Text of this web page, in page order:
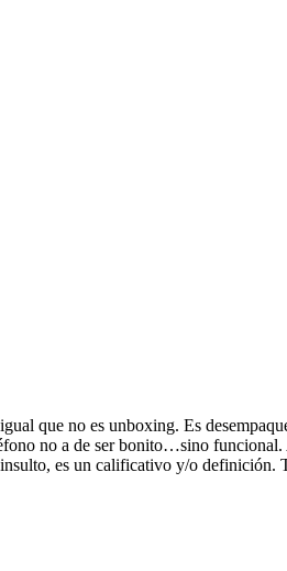
que no es unboxing. Es
no a de ser bonito…sino
es un calificativo y/o definición.